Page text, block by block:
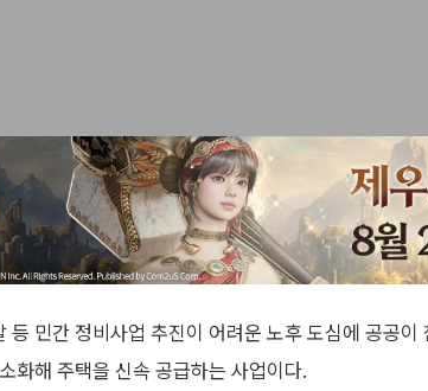
등 민간 정비사업 추진이 어려운 노후 도심에 공공이
화해 주택을 신속 공급하는 사업이다.